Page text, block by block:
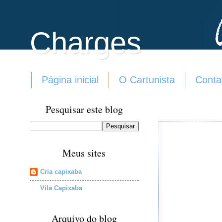
Charges
Página inicial O Cartunista
Pesquisar este blog
Meus sites
Cria capixaba
Vila Capixaba
Arquivo do blog